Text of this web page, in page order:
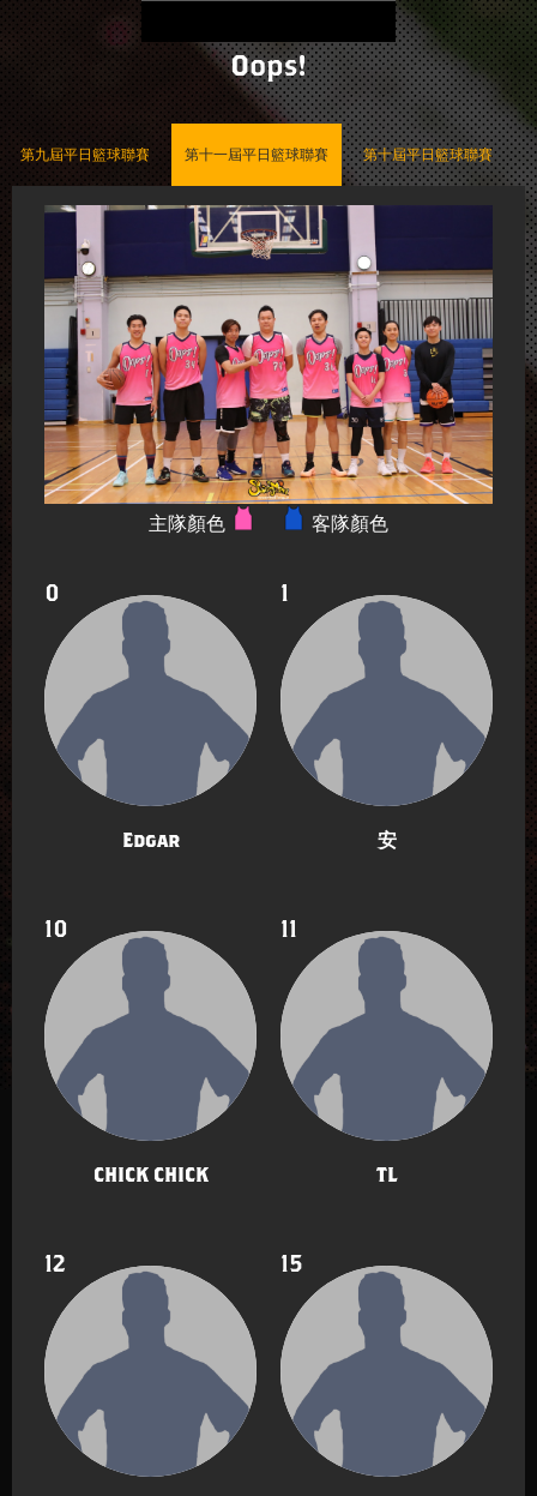
Oops!
第九屆平日籃球聯賽 第十一屆平日籃球聯賽 第十屆平日籃球聯賽
主隊顏色 客隊顏色
0
Edgar
1
安
10
CHICK CHICK
11
TL
12 15